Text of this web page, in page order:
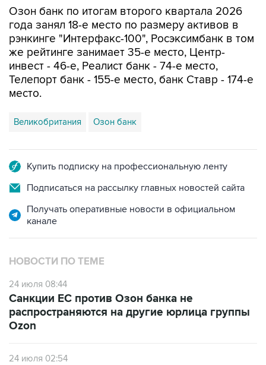
Озон банк по итогам второго квартала 2026
года занял 18-е место по размеру активов в
рэнкинге "Интерфакс-100", Росэксимбанк в том
же рейтинге занимает 35-е место, Центр-
инвест - 46-е, Реалист банк - 74-е место,
Телепорт банк - 155-е место, банк Ставр - 174-е
место.
Великобритания Озон банк
Купить подписку на профессиональную ленту
Подписаться на рассылку главных новостей сайта
Получать оперативные новости в официальном
канале
НОВОСТИ ПО ТЕМЕ
24 июля 08:44
Санкции ЕС против Озон банка не
распространяются на другие юрлица группы
Ozon
24 июля 02:54